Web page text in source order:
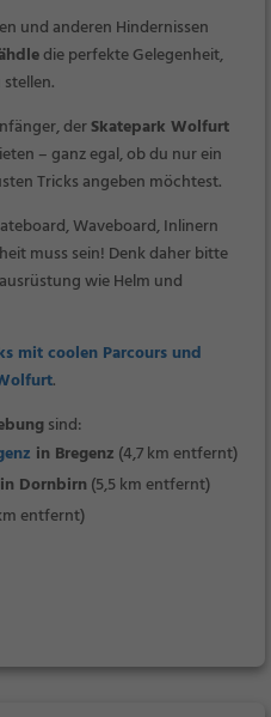
und anderen Hindernissen
die perfekte Gelegenheit,
derSkatepark Wolfurt
– ganz egal, ob du nur ein
Tricks angeben möchtest.
Waveboard, Inlinern
muss sein! Denk daher bitte
wie Helm und
mit coolen Parcours und
.
sind:
in Bregenz (4,7 km entfernt)
in Dornbirn (5,5 km entfernt)
entfernt)